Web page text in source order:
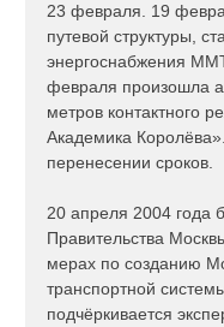
23 февраля. 19
путевой структуры,
энергоснабжения
февраля произошла
метров контактного
Академика
перенесении сроков.
20 апреля 2004 года
Правительства
мерах по созданию
транспортной
подчёркивается